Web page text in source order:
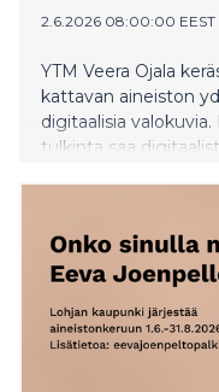
2.6.2026 08:00:00 EEST
YTM Veera Ojala
kattavan aineiston
digitaalisia
tulkinta saa